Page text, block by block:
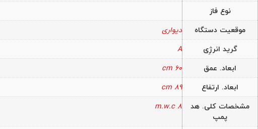
نوع فاز
موقعیت دستگاه
دیواری
گرید انرژِی
A
ابعاد. عمق
60 cm
ابعاد. ارتفاع
89 cm
مشخصات کلی. هد
پمپ
8 m.w.c